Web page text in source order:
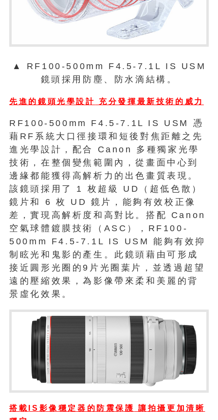
▲ RF100-500mm F4.5-7.1L IS USM
鏡頭採用防塵、防水滴結構。
先進的 鏡頭光學設計 充分發揮最新技術的威力
RF100-500mm F4.5-7.1L IS USM 憑
藉RF系統大口徑接環和短後對焦距離之先
進光學設計，配合 Canon 多種獨家光學
技術，在整個變焦範圍內，從畫面中心到
邊緣都能獲得高解析力的出色畫質表現。
該鏡頭採用了 1 枚超級 UD（超低色散）
鏡片和 6 枚 UD 鏡片，能夠有效校正像
差，實現高解析度和高對比。搭配 Canon
空氣球體鍍膜技術（ASC），RF100-
500mm F4.5-7.1L IS USM 能夠有效抑
制眩光和鬼影的產生。此鏡頭藉由可形成
接近圓形光圈的9片光圈葉片，並透過超望
遠的壓縮效果，為影像帶來柔和美麗的背
景虛化效果。
搭載 IS 影像穩定器的防震保護
讓拍攝更加清晰